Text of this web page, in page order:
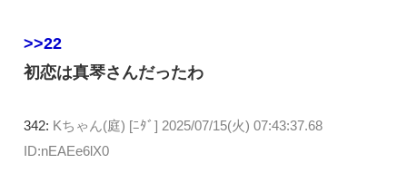
>>22
初恋は真琴さんだったわ
342: Kちゃん(庭) [ﾆﾀﾞ] 2025/07/15(火) 07:43:37.68
ID:nEAEe6lX0